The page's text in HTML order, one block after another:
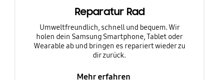
Reparatur Rad
Umweltfreundlich, schnell und bequem. Wir
holen dein Samsung Smartphone, Tablet oder
Wearable ab und bringen es repariert wieder zu
dir zurück.
Mehr erfahren